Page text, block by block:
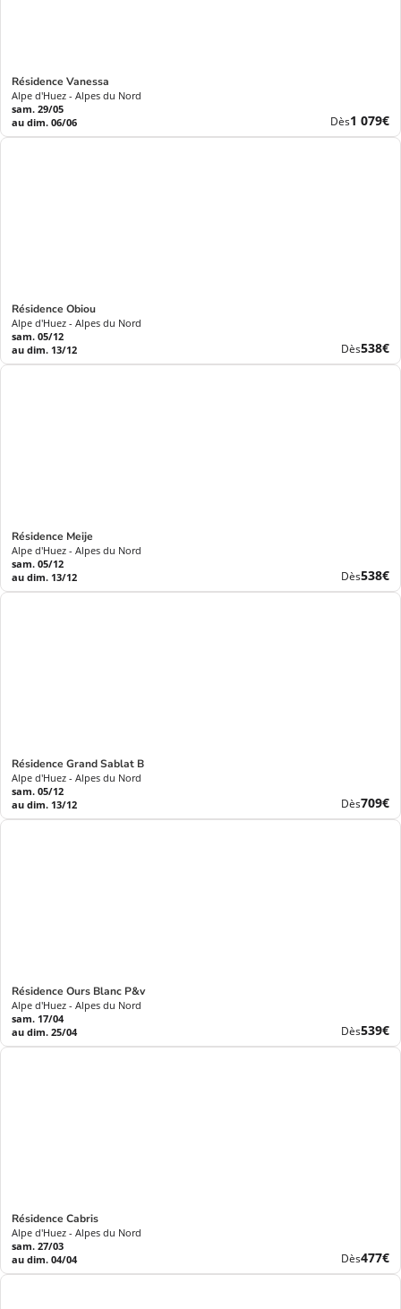
Résidence Vanessa
Alpe d'Huez - Alpes du Nord
sam. 29/05
au dim. 06/06
Dès
prix
1 079€
Résidence Obiou
Alpe d'Huez - Alpes du Nord
sam. 05/12
au dim. 13/12
Dès
prix
538€
Résidence Meije
Alpe d'Huez - Alpes du Nord
sam. 05/12
au dim. 13/12
Dès
prix
538€
Résidence Grand Sablat B
Alpe d'Huez - Alpes du Nord
sam. 05/12
au dim. 13/12
Dès
prix
709€
Résidence Ours Blanc P&v
Alpe d'Huez - Alpes du Nord
sam. 17/04
au dim. 25/04
Dès
prix
539€
Résidence Cabris
Alpe d'Huez - Alpes du Nord
sam. 27/03
au dim. 04/04
Dès
prix
477€